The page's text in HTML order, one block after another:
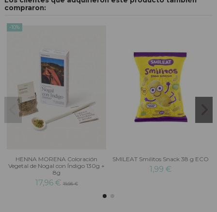
compraron:
-10%
HENNA MORENA Coloración
Vegetal de Nogal con Índigo 130g +
8g
17,96 €19,95 €
SMILEAT Smilitos Snack 38 g ECO
1,99 €